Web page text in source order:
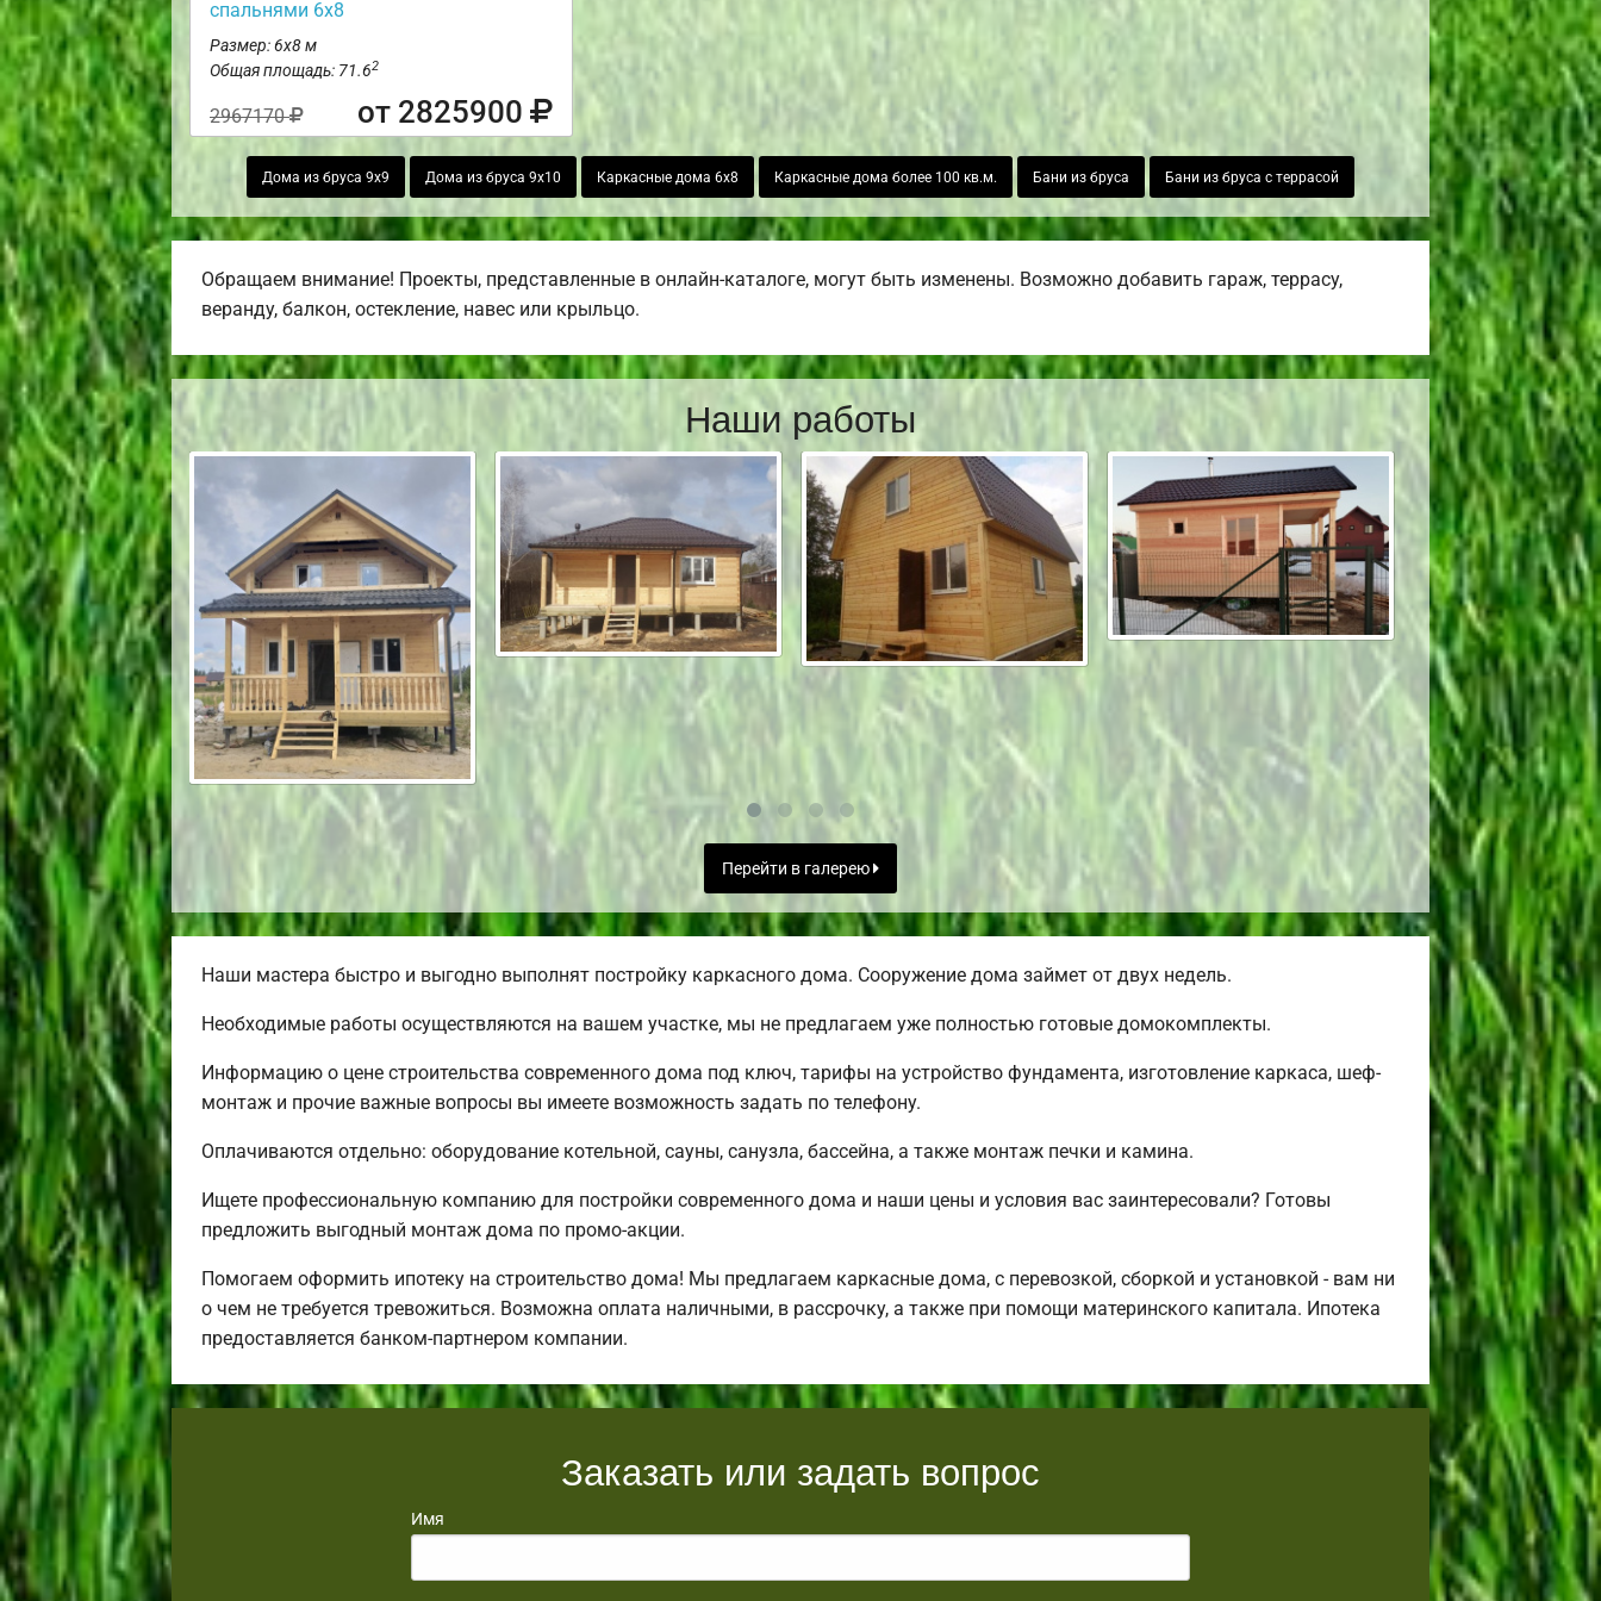
спальнями 6х8
Размер: 6х8 м
Общая площадь: 71.62
2967170 от 2825900
Дома из бруса 9х9 Дома из бруса 9х10 Каркасные дома 6х8 Каркасные дома более 100 кв.м. Бани из бруса Бани из бруса с террасой
Обращаем внимание! Проекты, представленные в онлайн-каталоге, могут быть изменены. Возможно добавить гараж, террасу,
веранду, балкон, остекление, навес или крыльцо.
Наши работы
Перейти в галерею
Наши мастера быстро и выгодно выполнят постройку каркасного дома. Сооружение дома займет от двух недель.
Необходимые работы осуществляются на вашем участке, мы не предлагаем уже полностью готовые домокомплекты.
Информацию о цене строительства современного дома под ключ, тарифы на устройство фундамента, изготовление каркаса, шеф-
монтаж и прочие важные вопросы вы имеете возможность задать по телефону.
Оплачиваются отдельно: оборудование котельной, сауны, санузла, бассейна, а также монтаж печки и камина.
Ищете профессиональную компанию для постройки современного дома и наши цены и условия вас заинтересовали? Готовы
предложить выгодный монтаж дома по промо-акции.
Помогаем оформить ипотеку на строительство дома! Мы предлагаем каркасные дома, с перевозкой, сборкой и установкой - вам ни
о чем не требуется тревожиться. Возможна оплата наличными, в рассрочку, а также при помощи материнского капитала. Ипотека
предоставляется банком-партнером компании.
Заказать или задать вопрос
Имя